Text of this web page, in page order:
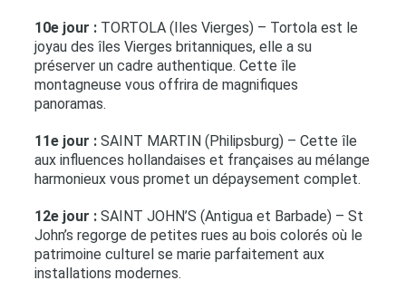
10e jour : TORTOLA (Iles Vierges) – Tortola est le
joyau des îles Vierges britanniques, elle a su
préserver un cadre authentique. Cette île
montagneuse vous offrira de magnifiques
panoramas.
11e jour : SAINT MARTIN (Philipsburg) – Cette île
aux influences hollandaises et françaises au mélange
harmonieux vous promet un dépaysement complet.
12e jour : SAINT JOHN’S (Antigua et Barbade) – St
John’s regorge de petites rues au bois colorés où le
patrimoine culturel se marie parfaitement aux
installations modernes.